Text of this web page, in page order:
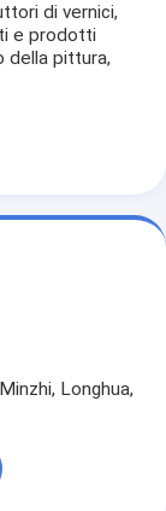
di vernici,
e prodotti
della pittura,
Longhua,